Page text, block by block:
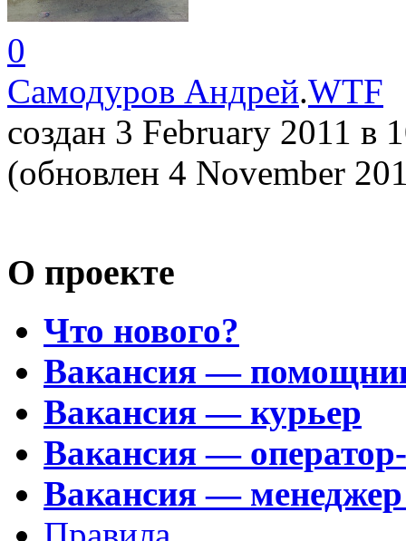
0
Самодуров Андрей.WTF
создан 3 February 2011 в
(обновлен 4 November
О проекте
Что нового?
Вакансия —
Вакансия — курьер
Вакансия —
Вакансия —